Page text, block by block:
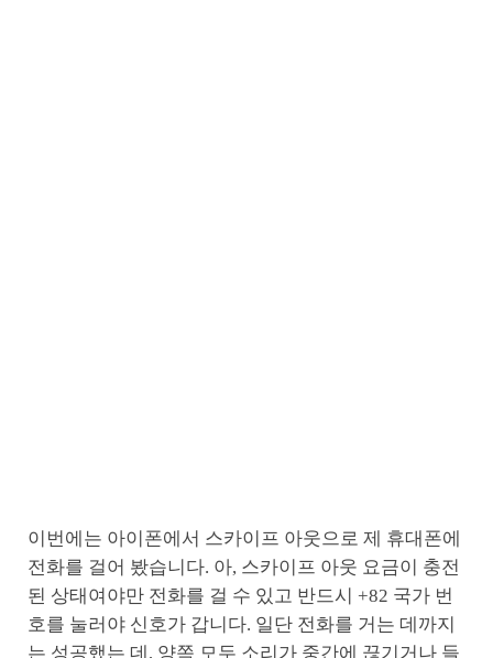
이번에는 아이폰에서 스카이프 아웃으로 제 휴대폰에
전화를 걸어 봤습니다. 아, 스카이프 아웃 요금이 충전
된 상태여야만 전화를 걸 수 있고 반드시 +82 국가 번
호를 눌러야 신호가 갑니다. 일단 전화를 거는 데까지
는 성공했는 데, 양쪽 모두 소리가 중간에 끊기거나 들